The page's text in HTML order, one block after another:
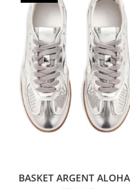
BASKET ARGENT